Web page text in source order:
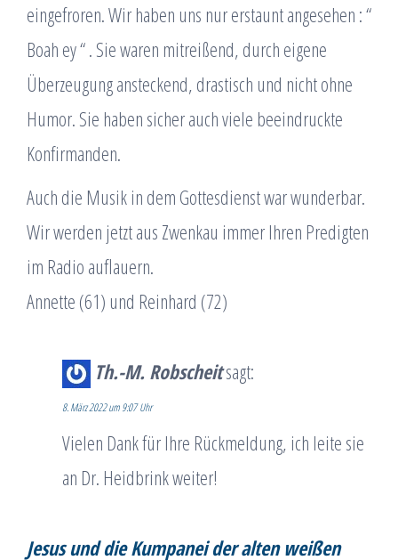
eingefroren. Wir haben uns nur erstaunt angesehen : “
Boah ey “ . Sie waren mitreißend, durch eigene
Überzeugung ansteckend, drastisch und nicht ohne
Humor. Sie haben sicher auch viele beeindruckte
Konfirmanden.
Auch die Musik in dem Gottesdienst war wunderbar.
Wir werden jetzt aus Zwenkau immer Ihren Predigten
im Radio auflauern.
Annette (61) und Reinhard (72)
Th.-M. Robscheitsagt:
8. März 2022 um 9:07 Uhr
Vielen Dank für Ihre Rückmeldung, ich leite sie
an Dr. Heidbrink weiter!
Jesus und die Kumpanei der alten weißen